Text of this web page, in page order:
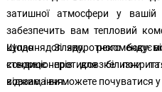
затишної атмосфери у
забезпечить вам тепловий
купання. Зі зворотного боку
створює протиковзке
ковзає, і ви можете почуватися
Щодо догляду,
кондиціонерів для білизни
віджимання.